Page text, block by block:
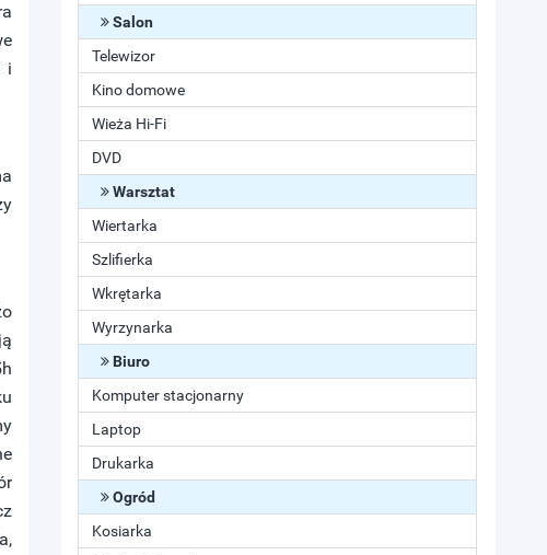
i
Salon
Telewizor
Kino domowe
Wieża Hi-Fi
DVD
Warsztat
Wiertarka
Szlifierka
Wkrętarka
Wyrzynarka
Biuro
Komputer stacjonarny
Laptop
Drukarka
Ogród
Kosiarka